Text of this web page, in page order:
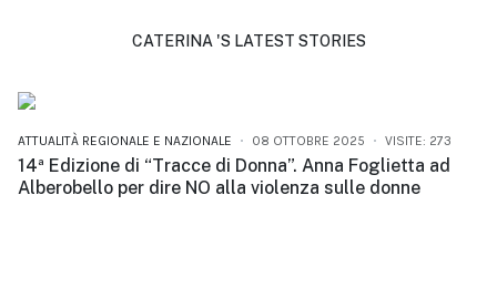
CATERINA 'S LATEST STORIES
ATTUALITÀ REGIONALE E NAZIONALE 08 OTTOBRE 2025 VISITE: 273
14ª Edizione di “Tracce di Donna”. Anna Foglietta ad
Alberobello per dire NO alla violenza sulle donne